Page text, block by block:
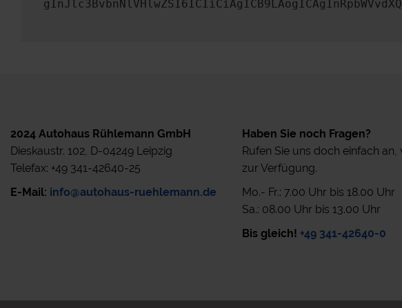
2024 Autohaus Rühlemann GmbH
Dieskaustr. 102, D-04249 Leipzig
Telefax: +49 341-42640-25
E-Mail: info@autohaus-ruehlemann.de
Haben Sie noch Fragen?
Rufen Sie uns doch einfach
zur Verfügung.
Mo.- Fr.: 7.00 Uhr bis 18.00 Uhr
Sa.: 08.00 Uhr bis 13.00 Uhr
Bis gleich! +49 341-42640-0